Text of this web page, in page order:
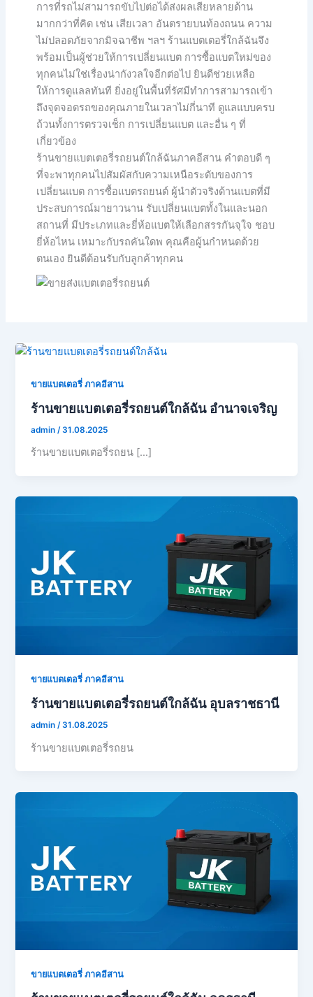
การที่รถไม่สามารถขับไปต่อได้ส่งผลเสียหลายด้าน
มากกว่าที่คิด เช่น เสียเวลา อันตรายบนท้องถนน ความ
ไม่ปลอดภัยจากมิจฉาชีพ ฯลฯ ร้านแบตเตอรี่ใกล้ฉันจึง
พร้อมเป็นผู้ช่วยให้การเปลี่ยนแบต การซื้อแบตใหม่ของ
ทุกคนไม่ใช่เรื่องน่ากังวลใจอีกต่อไป ยินดีช่วยเหลือ
ให้การดูแลลทันที ยิ่งอยู่ในพื้นที่รัศมีทำการสามารถเข้า
ถึงจุดจอดรถของคุณภายในเวลาไม่กี่นาที ดูแลแบบครบ
ถ้วนทั้งการตรวจเช็ก การเปลี่ยนแบต และอื่น ๆ ที่
เกี่ยวข้อง
ร้านขายแบตเตอรี่รถยนต์ใกล้ฉันภาคอีสาน คำตอบดี ๆ
ที่จะพาทุกคนไปสัมผัสกับความเหนือระดับของการ
เปลี่ยนแบต การซื้อแบตรถยนต์ ผู้นำตัวจริงด้านแบตที่มี
ประสบการณ์มายาวนาน รับเปลี่ยนแบตทั้งในและนอก
สถานที่ มีประเภทและยี่ห้อแบตให้เลือกสรรกันจุใจ ชอบ
ยี่ห้อไหน เหมาะกับรถคันใดพ คุณคือผู้นกำหนดด้วย
ตนเอง ยินดีต้อนรับกับลูกค้าทุกคน
ขายแบตเตอรี่ ภาคอีสาน
ร้านขายแบตเตอรี่รถยนต์ใกล้ฉัน อำนาจเจริญ
admin /31.08.2025
ร้านขายแบตเตอรี่รถยน […]
ขายแบตเตอรี่ ภาคอีสาน
ร้านขายแบตเตอรี่รถยนต์ใกล้ฉัน อุบลราชธานี
admin /31.08.2025
ร้านขายแบตเตอรี่รถยน
ขายแบตเตอรี่ ภาคอีสาน